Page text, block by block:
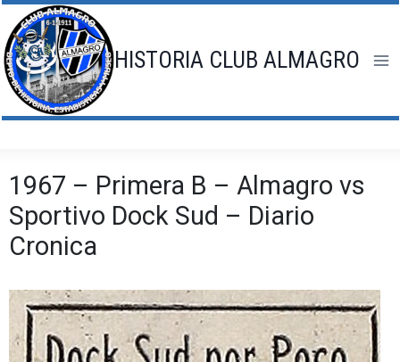
Saltar
al
contenido
HISTORIA CLUB ALMAGRO
1967 – Primera B – Almagro vs
Sportivo Dock Sud – Diario
Cronica